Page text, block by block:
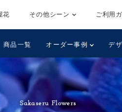
花 その他シーン ご利用
商品一覧 オーダー事例 デ
Sakaseru Flowers